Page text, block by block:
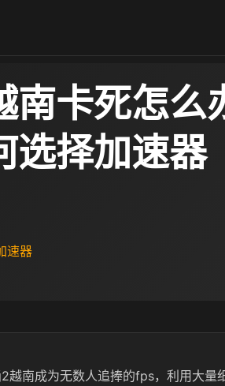
南卡死怎么
选择加速器
速器
越南成为无数人追捧的fps，利用大量